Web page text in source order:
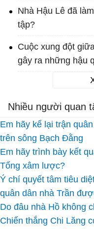
Nhà Hậu Lê đã
tập?
Cuộc xung đột
gây ra những hậu
Nhiều người quan
Em hãy kể lại trận
trên sông Bạch Đằng
Em hãy trình bày kết
Tống xâm lược?
Ý chí quyết tâm tiêu
quân dân nhà Trần
Do đâu nhà Hồ không
Chiến thắng Chi Lăng